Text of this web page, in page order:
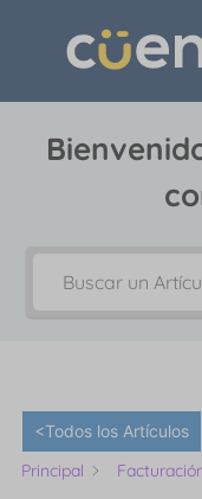
<Todos los Artículos
Principal